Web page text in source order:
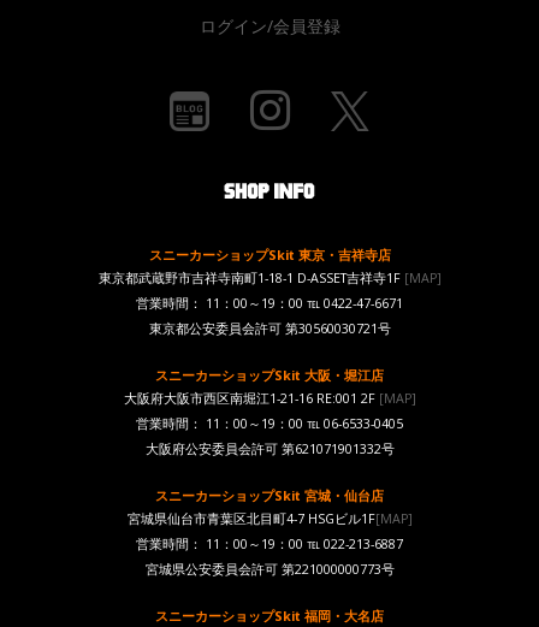
ログイン/会員登録
スニーカーショップSkit 東京・吉祥寺店
東京都武蔵野市吉祥寺南町1-18-1 D-ASSET吉祥寺1F [MAP]
営業時間： 11：00～19：00 ℡ 0422-47-6671
東京都公安委員会許可 第30560030721号
スニーカーショップSkit 大阪・堀江店
大阪府大阪市西区南堀江1-21-16 RE:001 2F[MAP]
営業時間： 11：00～19：00 ℡ 06-6533-0405
大阪府公安委員会許可 第621071901332号
スニーカーショップSkit 宮城・仙台店
宮城県仙台市青葉区北目町4-7 HSGビル1F[MAP]
営業時間： 11：00～19：00 ℡ 022-213-6887
宮城県公安委員会許可 第221000000773号
スニーカーショップSkit 福岡・大名店